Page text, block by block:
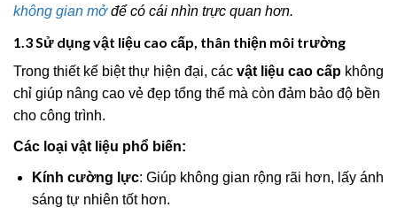
không gian mởđể có cái nhìn trực quan hơn.
1.3 Sử dụng vật liệu cao cấp, thân thiện môi trường
Trong thiết kế biệt thự hiện đại, các vật liệu cao cấp không
chỉ giúp nâng cao vẻ đẹp tổng thể mà còn đảm bảo độ bền
cho công trình.
Các loại vật liệu phổ biến:
Kính cường lực: Giúp không gian rộng rãi hơn, lấy ánh
sáng tự nhiên tốt hơn.